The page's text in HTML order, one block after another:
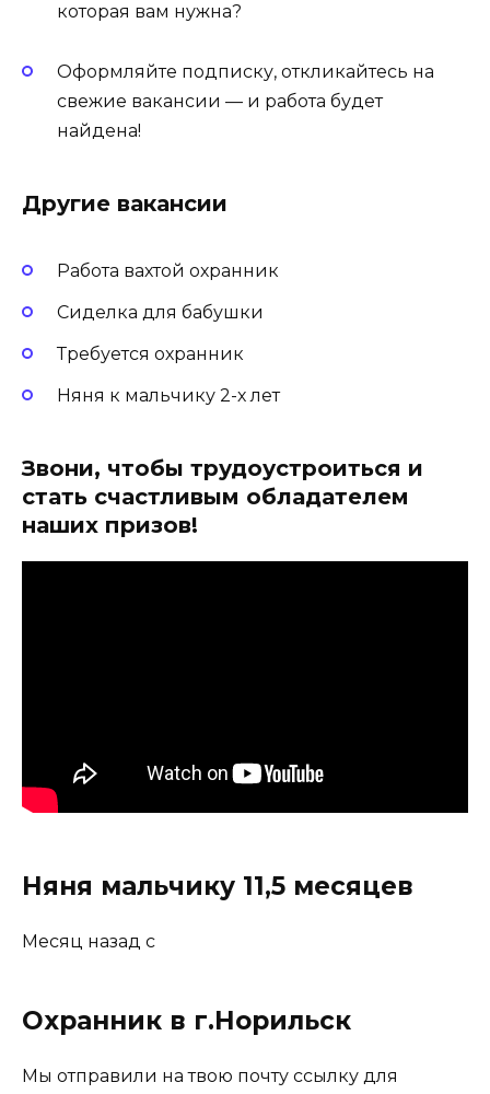
которая вам нужна?
Оформляйте подписку, откликайтесь на
свежие вакансии — и работа будет
найдена!
Другие вакансии
Работа вахтой охранник
Сиделка для бабушки
Требуется охранник
Няня к мальчику 2-х лет
Звони, чтобы трудоустроиться и
стать счастливым обладателем
наших призов!
Няня мальчику 11,5 месяцев
Месяц назад с
Охранник в г.Норильск
Мы отправили на твою почту ссылку для